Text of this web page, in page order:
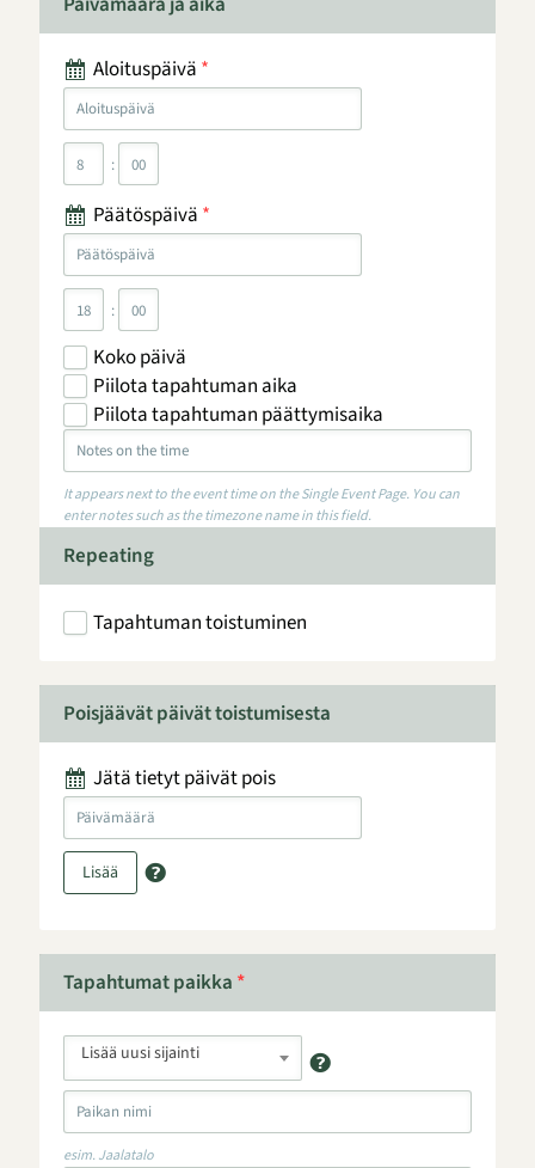
Aloituspäivä *
:
Päätöspäivä *
:
Koko päivä
Piilota tapahtuman aika
Piilota tapahtuman päättymisaika
It appears next to the event time on the Single Event Page. You can
enter notes such as the timezone name in this field.
Repeating
Tapahtuman toistuminen
Poisjäävät päivät toistumisesta
Jätä tietyt päivät pois
Lisää
Tapahtumat paikka *
Lisää uusi sijainti
esim. Jaalatalo